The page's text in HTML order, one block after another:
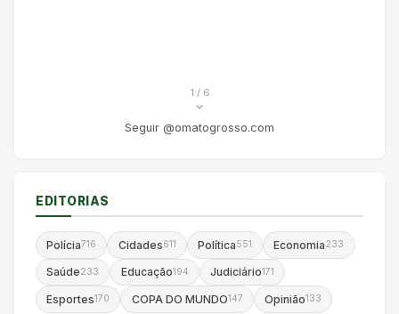
1 / 6
Seguir @omatogrosso.com
EDITORIAS
Polícia716 Cidades611 Política551 Economia233
Saúde233 Educação194 Judiciário171
Esportes170 COPA DO MUNDO147 Opinião133